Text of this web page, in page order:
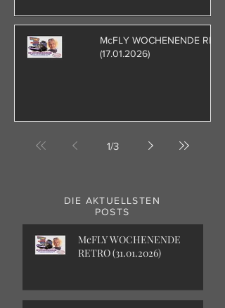
McFLY WOCHENENDE
(17.01.2026)
1/3
DIE AKTUELLSTEN
POSTS
McFLY WOCHENENDE
RETRO (31.01.2026)